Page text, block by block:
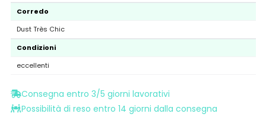
Corredo
Dust Très Chic
Condizioni
eccellenti
Consegna entro 3/5 giorni lavorativi
Possibilità di reso entro 14 giorni dalla consegna